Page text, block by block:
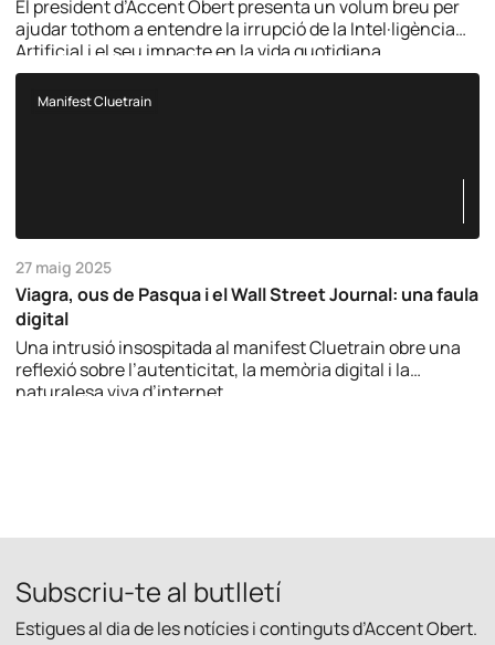
El president d’Accent Obert presenta un volum breu per
ajudar tothom a entendre la irrupció de la Intel·ligència
Artificial i el seu impacte en la vida quotidiana.
Manifest Cluetrain
27 maig 2025
Viagra, ous de Pasqua i el Wall Street Journal: una faula
digital
Una intrusió insospitada al manifest Cluetrain obre una
reflexió sobre l’autenticitat, la memòria digital i la
naturalesa viva d’internet.
Subscriu-te al butlletí
Estigues al dia de les notícies i continguts d’Accent Obert.